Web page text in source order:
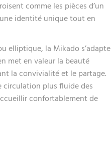
comme les pièces d’un
identité unique tout en
elliptique, la Mikado s’adapte
met en valeur la beauté
la convivialité et le partage.
plus fluide des
confortablement de